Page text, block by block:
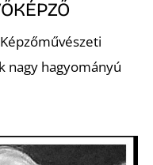
nagy hagyományú